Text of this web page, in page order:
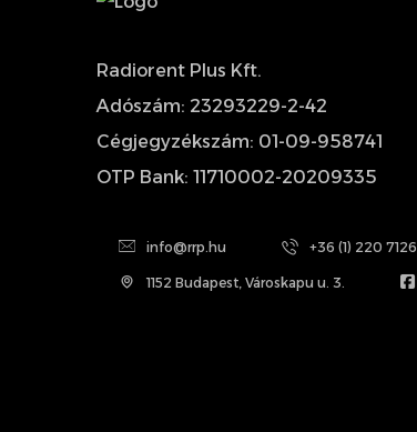
Radiorent Plus Kft.
Adószám: 23293229-2-42
Cégjegyzékszám: 01-09-958741
OTP Bank: 11710002-20209335
info@rrp.hu +36 (1) 220 7126
1152 Budapest, Városkapu u. 3.